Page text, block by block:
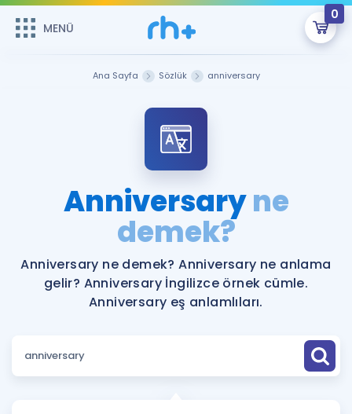
MENÜ
0
Şifremi Hatırlamıyorum
Sepetin Şu An Boş.
Remzi Hoca ile seni sınava hazırlayacak onlarca eğitim seni
bekliyor!
MENÜ
Katılımcı Görüşleri
Faydalı Araçlar
Ücretsiz Kaynaklar
Puan Hesaplama
İngilizce Gramer
Ana Sayfa Sözlük anniversary
Anniversaryne
demek?
Anniversary ne demek? Anniversary ne anlama
gelir? Anniversary İngilizce örnek cümle.
Anniversary eş anlamlıları.